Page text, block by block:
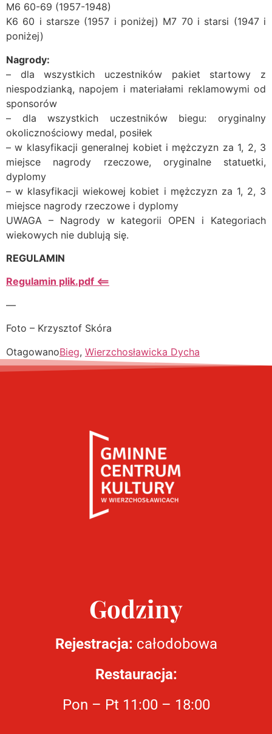
M6 60-69 (1957-1948)
K6 60 i starsze (1957 i poniżej) M7 70 i starsi (1947 i
poniżej)
Nagrody:
– dla wszystkich uczestników pakiet startowy z
niespodzianką, napojem i materiałami reklamowymi od
sponsorów
– dla wszystkich uczestników biegu: oryginalny
okolicznościowy medal, posiłek
– w klasyfikacji generalnej kobiet i mężczyzn za 1, 2, 3
miejsce nagrody rzeczowe, oryginalne statuetki,
dyplomy
– w klasyfikacji wiekowej kobiet i mężczyzn za 1, 2, 3
miejsce nagrody rzeczowe i dyplomy
UWAGA – Nagrody w kategorii OPEN i Kategoriach
wiekowych nie dublują się.
REGULAMIN
Regulamin plik.pdf <==
—
Foto – Krzysztof Skóra
OtagowanoBieg, Wierzchosławicka Dycha
Godziny
Rejestracja: całodobowa
Restauracja:
Pon – Pt 11:00 – 18:00